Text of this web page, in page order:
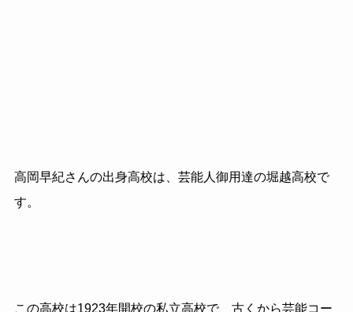
高岡早紀さんの出身高校は、芸能人御用達の堀越高校で
す。
この高校は1923年開校の私立高校で、古くから芸能コー